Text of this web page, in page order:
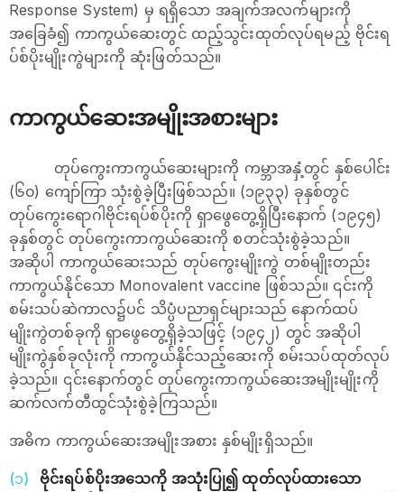
Response System) မှ ရရှိသော အချက်အလက်များကို
အခြေခံ၍ ကာကွယ်ဆေးတွင် ထည့်သွင်းထုတ်လုပ်ရမည့် ဗိုင်းရ
ပ်စ်ပိုးမျိုးကွဲများကို ဆုံးဖြတ်သည်။
ကာကွယ်ဆေးအမျိုးအစားများ
တုပ်ကွေးကာကွယ်ဆေးများကို ကမ္ဘာအနှံ့တွင် နှစ်ပေါင်း
(၆၀) ကျော်ကြာ သုံးစွဲခဲ့ပြီးဖြစ်သည်။ (၁၉၃၃) ခုနှစ်တွင်
တုပ်ကွေးရောဂါဗိုင်းရပ်စ်ပိုးကို ရှာဖွေတွေ့ရှိပြီးနောက် (၁၉၄၅)
ခုနှစ်တွင် တုပ်ကွေးကာကွယ်ဆေးကို စတင်သုံးစွဲခဲ့သည်။
အဆိုပါ ကာကွယ်ဆေးသည် တုပ်ကွေးမျိုးကွဲ တစ်မျိုးတည်း
ကာကွယ်နိုင်သော Monovalent vaccine ဖြစ်သည်။ ၎င်းကို
စမ်းသပ်ဆဲကာလ၌ပင် သိပ္ပံပညာရှင်များသည် နောက်ထပ်
မျိုးကွဲတစ်ခုကို ရှာဖွေတွေ့ရှိခဲ့သဖြင့် (၁၉၄၂) တွင် အဆိုပါ
မျိုးကွဲနှစ်ခုလုံးကို ကာကွယ်နိုင်သည့်ဆေးကို စမ်းသပ်ထုတ်လုပ်
ခဲ့သည်။ ၎င်းနောက်တွင် တုပ်ကွေးကာကွယ်ဆေးအမျိုးမျိုးကို
ဆက်လက်တီထွင်သုံးစွဲခဲ့ကြသည်။
အဓိက ကာကွယ်ဆေးအမျိုးအစား နှစ်မျိုးရှိသည်။
ဗိုင်းရပ်စ်ပိုးအသေကို အသုံးပြု၍ ထုတ်လုပ်ထားသော